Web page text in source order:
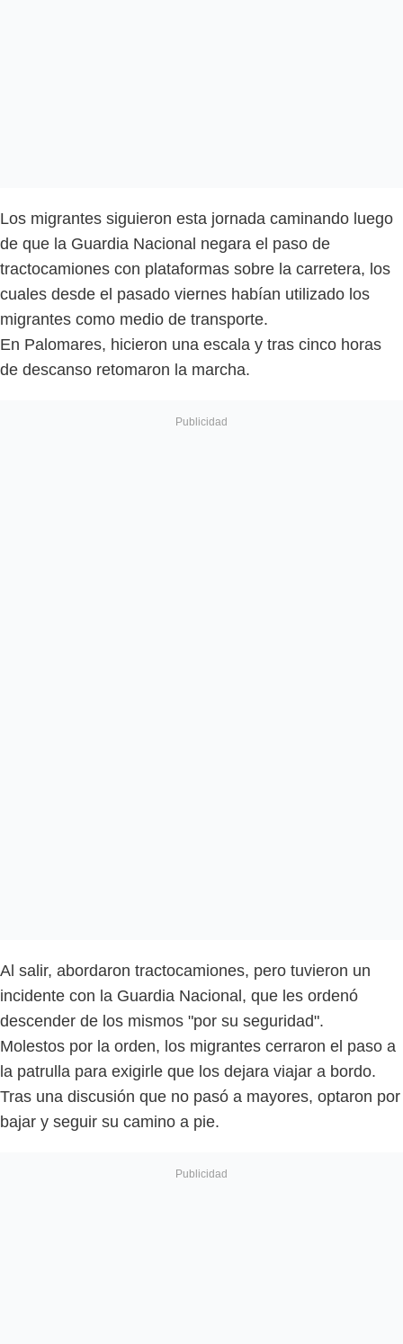
Los migrantes siguieron esta jornada caminando luego
de que la Guardia Nacional negara el paso de
tractocamiones con plataformas sobre la carretera, los
cuales desde el pasado viernes habían utilizado los
migrantes como medio de transporte.
En Palomares, hicieron una escala y tras cinco horas
de descanso retomaron la marcha.
Al salir, abordaron tractocamiones, pero tuvieron un
incidente con la Guardia Nacional, que les ordenó
descender de los mismos "por su seguridad".
Molestos por la orden, los migrantes cerraron el paso a
la patrulla para exigirle que los dejara viajar a bordo.
Tras una discusión que no pasó a mayores, optaron por
bajar y seguir su camino a pie.